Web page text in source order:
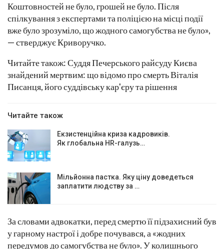
Коштовностей не було, грошей не було. Після
спілкування з експертами та поліцією на місці події
вже було зрозуміло, що жодного самогубства не було»,
— стверджує Криворучко.
Читайте також: Суддя Печерського райсуду Києва
знайдений мертвим: що відомо про смерть Віталія
Писанця, його суддівську кар'єру та рішення
Читайте також
Екзистенційна криза кадровиків.
Як глобальна HR-галузь…
Мільйонна пастка. Яку ціну доведеться
заплатити людству за …
За словами адвокатки, перед смертю її підзахисний був
у гарному настрої і добре почувався, а «жодних
передумов до самогубства не було». У колишнього